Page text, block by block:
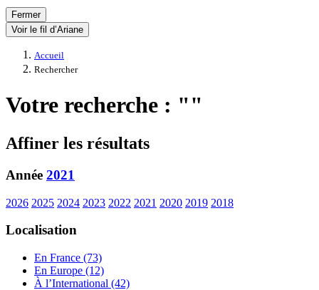
Fermer
Voir le fil d’Ariane
Accueil
Rechercher
Votre recherche : ""
Affiner les résultats
Année 2021
2026 2025 2024 2023 2022 2021 2020 2019 2018
Localisation
En France (73)
En Europe (12)
À l’International (42)